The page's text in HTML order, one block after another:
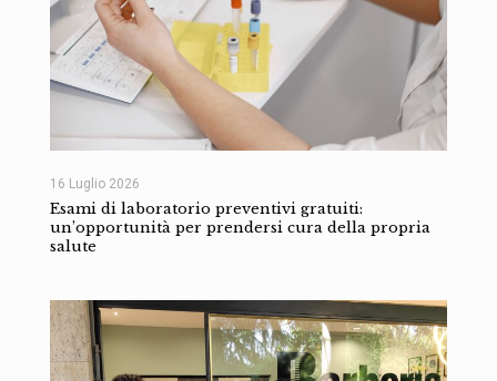
16 Luglio 2026
Esami di laboratorio preventivi gratuiti:
un’opportunità per prendersi cura della propria
salute